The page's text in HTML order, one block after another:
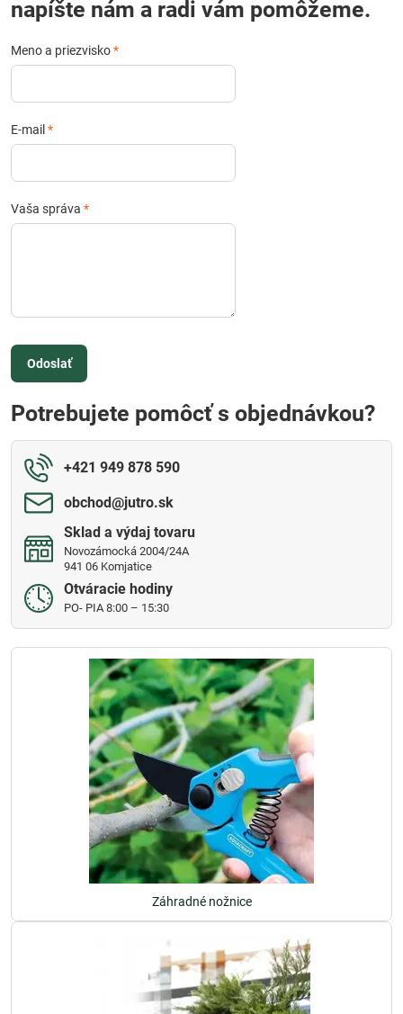
napíšte nám a radi vám pomôžeme.
Meno a priezvisko*
E-mail *
Vaša správa *
Odoslať
Potrebujete pomôcť s objednávkou?
+421 949 878 590
obchod​@jutro​.sk
Sklad a výdaj tovaru
Novozámocká 2004/24A
941 06 Komjatice
Otváracie hodiny
PO- PIA 8:00 – 15:30
Záhradné nožnice